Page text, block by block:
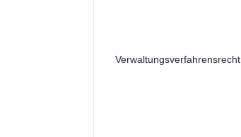
Verwaltungsverfahrensrecht